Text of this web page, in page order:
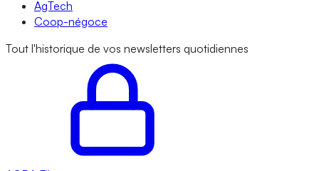
AgTech
Coop-négoce
Tout l'historique de vos newsletters quotidiennes